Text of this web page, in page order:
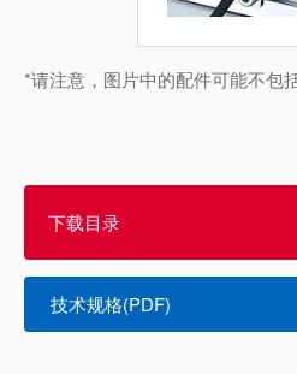
*请注意，图片中的配件可能不包
下载目录
技术规格(PDF)